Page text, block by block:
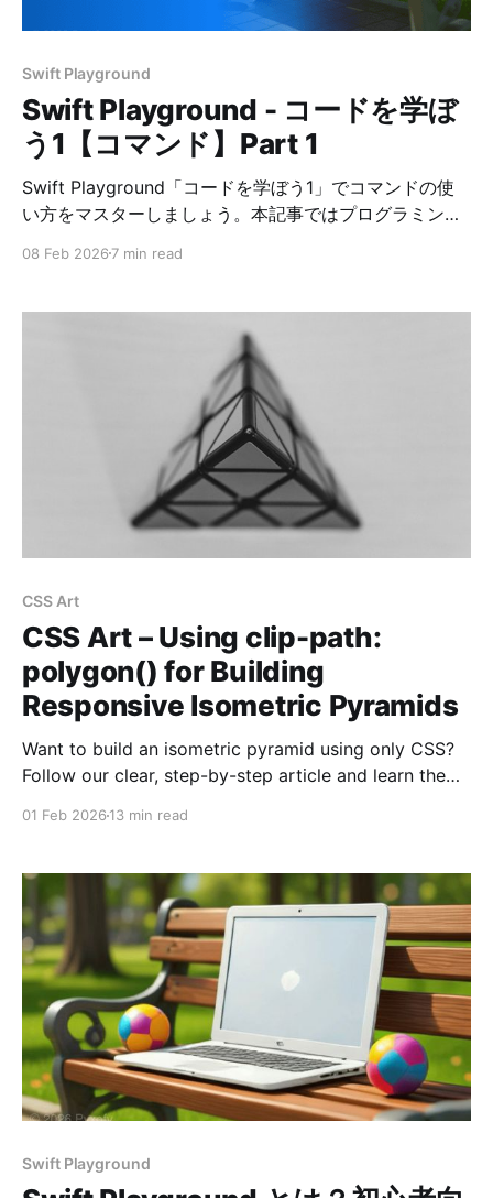
Swift Playground
Swift Playground - コードを学ぼ
う1【コマンド】Part 1
Swift Playground「コードを学ぼう1」でコマンドの使
い方をマスターしましょう。本記事ではプログラミング
を掲載しています。
08 Feb 2026 7 min read
CSS Art
CSS Art – Using clip-path:
polygon() for Building
Responsive Isometric Pyramids
Want to build an isometric pyramid using only CSS?
Follow our clear, step-by-step article and learn the
01 Feb 2026 13 min read
Swift Playground